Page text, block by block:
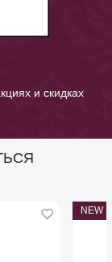
и скидках
NEW